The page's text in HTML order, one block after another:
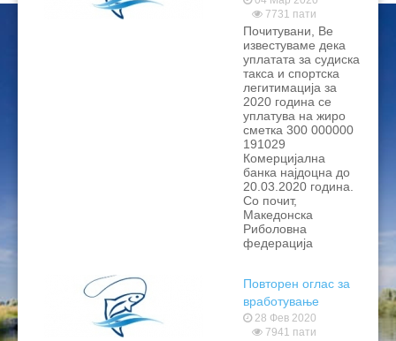
7731 пати
Почитувани, Ве
известуваме дека
уплатата за судиска
такса и спортска
легитимација за
2020 година се
уплатува на жиро
сметка 300 000000
191029
Комерцијална
банка најдоцна до
20.03.2020 година.
Со почит,
Македонска
Риболовна
федерација
Повторен оглас за
вработување
28 Фев 2020
7941 пати
ЦЕНОВНИЦИ 2020